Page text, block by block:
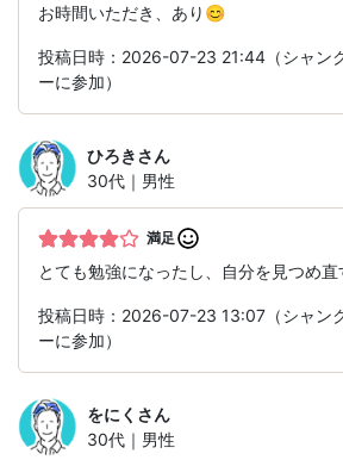
お時間いただき、あり😊
投稿日時：2026-07-23 21:44（シャン
ーに参加）
ひろきさん
30代｜男性
満足
とても勉強になったし、自分を見つめ
投稿日時：2026-07-23 13:07（シャン
ーに参加）
をにく さん
30代｜男性